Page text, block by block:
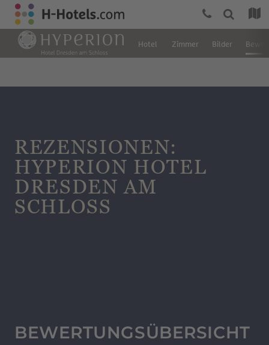
Hotel Zimmer Bilder
REZENSIONEN:
HYPERION HOTEL
DRESDEN AM
SCHLOSS
BEWERTUNGSÜBERSICHT